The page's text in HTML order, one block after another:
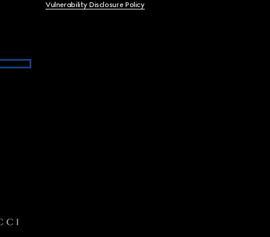
Vulnerability Disclosure Policy